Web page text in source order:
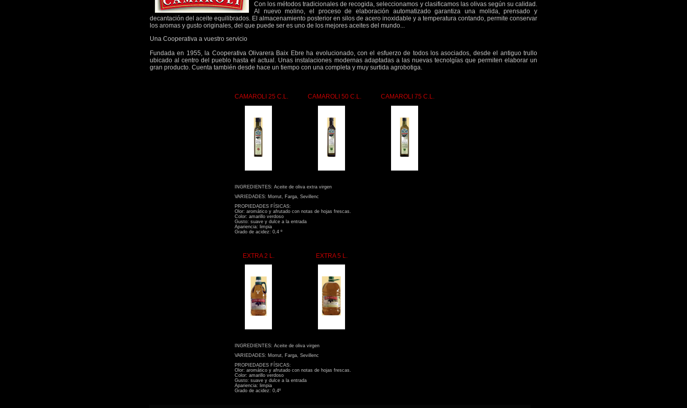
Con los métodos tradicionales de recogida, seleccionamos y clasificamos las olivas según su calidad.
Al nuevo molino, el proceso de elaboración automatizado garantiza una molida, prensado y
decantación del aceite equilibrados. El almacenamiento posterior en silos de acero inoxidable y a temperatura contando, permite conservar
los aromas y gusto originales, del que puede ser es uno de los mejores aceites del mundo...
Una Cooperativa a vuestro servicio
Fundada en 1955, la Cooperativa Olivarera Baix Ebre ha evolucionado, con el esfuerzo de todos los asociados, desde el antiguo trullo
ubicado al centro del pueblo hasta el actual. Unas instalaciones modernas adaptadas a las nuevas tecnolgías que permiten elaborar un
gran producto. Cuenta también desde hace un tiempo con una completa y muy surtida agrobotiga.
CAMAROLI 25 C.L. CAMAROLI 50 C.L. CAMAROLI 75 C.L.
INGREDIENTES: Aceite de oliva extra virgen
VARIEDADES: Morrut, Farga, Sevillenc
PROPIEDADES FÍSICAS:
Olor: aromático y afrutado con notas de hojas frescas.
Color: amarillo verdoso
Gusto: suave y dulce a la entrada
Apariencia: limpia
Grado de acidez: 0,4 º
EXTRA 2 L. EXTRA 5 L.
INGREDIENTES: Aceite de oliva virgen
VARIEDADES: Morrut, Farga, Sevillenc
PROPIEDADES FÍSICAS:
Olor: aromático y afrutado con notas de hojas frescas.
Color: amarillo verdoso
Gusto: suave y dulce a la entrada
Apariencia: limpia
Grado de acidez: 0,4º